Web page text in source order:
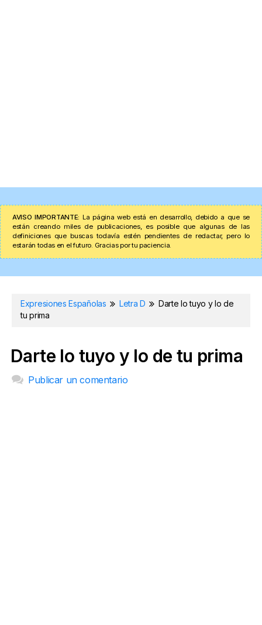
AVISO IMPORTANTE: La página web está en desarrollo, debido a que se
están creando miles de publicaciones, es posible que algunas de las
definiciones que buscas todavía estén pendientes de redactar, pero lo
estarán todas en el futuro. Gracias por tu paciencia.
Expresiones Españolas Letra D
Darte lo tuyo y lo de
tu prima
Darte lo tuyo y lo de tu prima
Publicar un comentario